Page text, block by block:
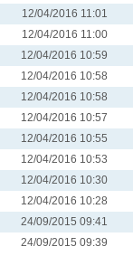
12/04/2016 11:01
12/04/2016 11:00
12/04/2016 10:59
12/04/2016 10:58
12/04/2016 10:58
12/04/2016 10:57
12/04/2016 10:55
12/04/2016 10:53
12/04/2016 10:30
12/04/2016 10:28
24/09/2015 09:41
24/09/2015 09:39